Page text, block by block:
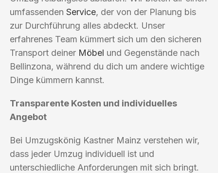
umfassenden Service, der von der Planung bis
zur Durchführung alles abdeckt. Unser
erfahrenes Team kümmert sich um den sicheren
Transport deiner Möbel und Gegenstände nach
Bellinzona, während du dich um andere wichtige
Dinge kümmern kannst.
Transparente Kosten und individuelles
Angebot
Bei Umzugskönig Kastner Mainz verstehen wir,
dass jeder Umzug individuell ist und
unterschiedliche Anforderungen mit sich bringt.